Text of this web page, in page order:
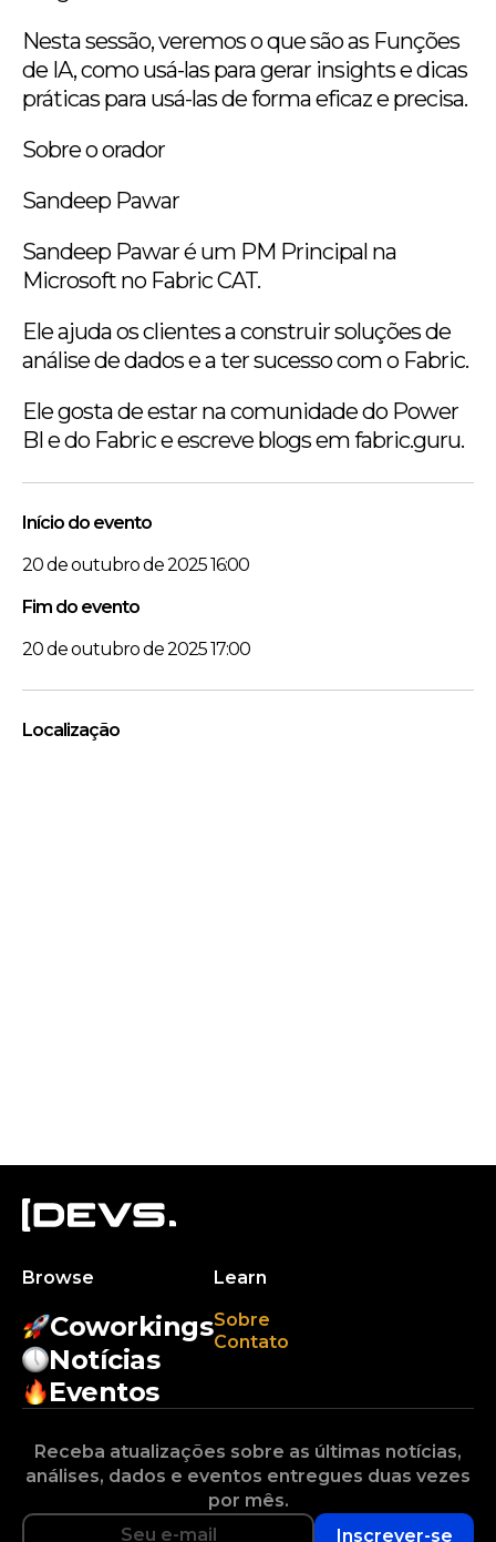
Nesta sessão, veremos o que são as Funções
de IA, como usá-las para gerar insights e dicas
práticas para usá-las de forma eficaz e precisa.
Sobre o orador
Sandeep Pawar
Sandeep Pawar é um PM Principal na
Microsoft no Fabric CAT.
Ele ajuda os clientes a construir soluções de
análise de dados e a ter sucesso com o Fabric.
Ele gosta de estar na comunidade do Power
BI e do Fabric e escreve blogs em fabric.guru.
Início do evento
20 de outubro de 2025 16:00
Fim do evento
20 de outubro de 2025 17:00
Localização
Browse
Coworkings
Notícias
Eventos
Learn
Sobre
Contato
Receba atualizações sobre as últimas notícias,
análises, dados e eventos entregues duas vezes
por mês.
Inscrever-se